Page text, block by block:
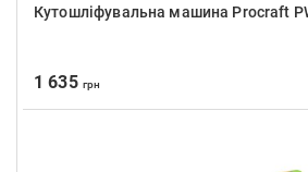
Кутошліфувальна машина Procraft
1 635 грн